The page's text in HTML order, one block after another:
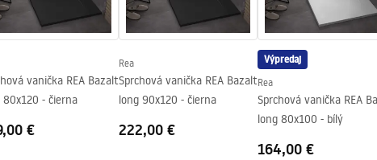
vanička REA Bazalt
80x120 - čierna
€
Rea
Sprchová vanička REA Bazalt
long 90x120 - čierna
222,00 €
Výpredaj
Rea
Sprchová vanička REA
long 80x100 - bílý
164,00 €